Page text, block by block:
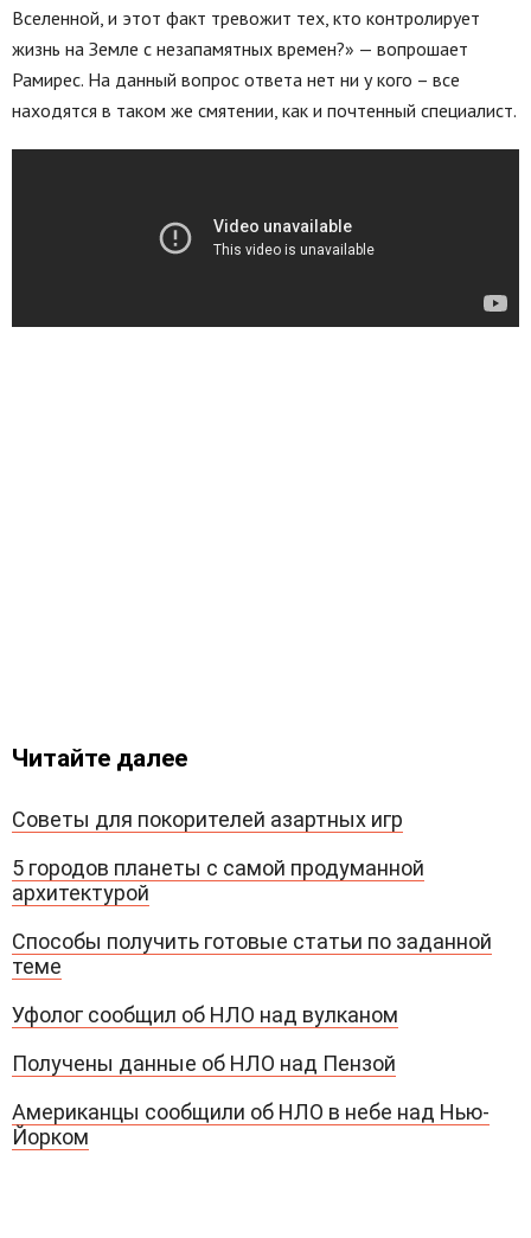
Вселенной, и этот факт тревожит тех, кто контролирует
жизнь на Земле с незапамятных времен?» — вопрошает
Рамирес. На данный вопрос ответа нет ни у кого – все
находятся в таком же смятении, как и почтенный специалист.
Читайте далее
Советы для покорителей азартных игр
5 городов планеты с самой продуманной
архитектурой
Способы получить готовые статьи по заданной
теме
Уфолог сообщил об НЛО над вулканом
Получены данные об НЛО над Пензой
Американцы сообщили об НЛО в небе над Нью-
Йорком